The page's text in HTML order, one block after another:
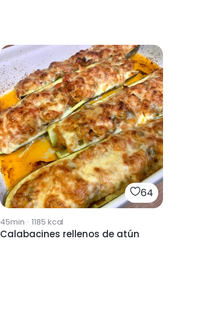
64
45min · 1185 kcal
Calabacines rellenos de atún